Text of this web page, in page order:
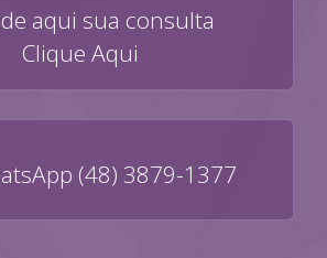
aqui sua consulta
Clique Aqui
(48) 3879-1377